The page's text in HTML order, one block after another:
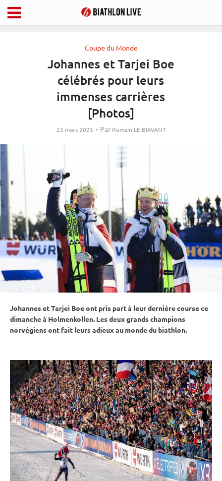
Coupe du Monde
Johannes et Tarjei Boe
célébrés pour leurs
immenses carrières
[Photos]
23 mars 2025 Par Romain LE BIAVANT
Johannes et Tarjei Boe ont pris part à leur dernière course ce
dimanche à Holmenkollen. Les deux grands champions
norvégiens ont fait leurs adieux au monde du biathlon.